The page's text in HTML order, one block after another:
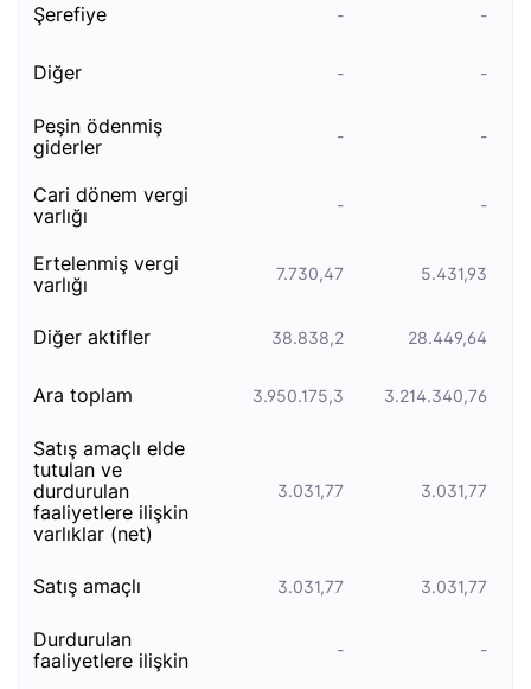
şerefiye - -
diğer - -
peşi̇n ödenmi̇ş
gi̇derler
- -
cari̇ dönem vergi̇
varliği
- -
ertelenmi̇ş vergi̇
varliği
7.730,47 5.431,93
di̇ğer akti̇fler 38.838,2 28.449,64
ara toplam 3.950.175,3 3.214.340,76
satiş amaçli elde
tutulan ve
durdurulan
faali̇yetlere i̇li̇şki̇n
varliklar (net)
3.031,77 3.031,77
satış amaçlı 3.031,77 3.031,77
durdurulan
faaliyetlere i̇lişkin
- -